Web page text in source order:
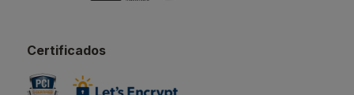
Certificados